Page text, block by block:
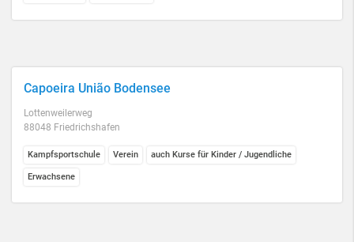
Capoeira União Bodensee
Lottenweilerweg
88048 Friedrichshafen
Kampfsportschule Verein auch Kurse für Kinder / Jugendliche
Erwachsene